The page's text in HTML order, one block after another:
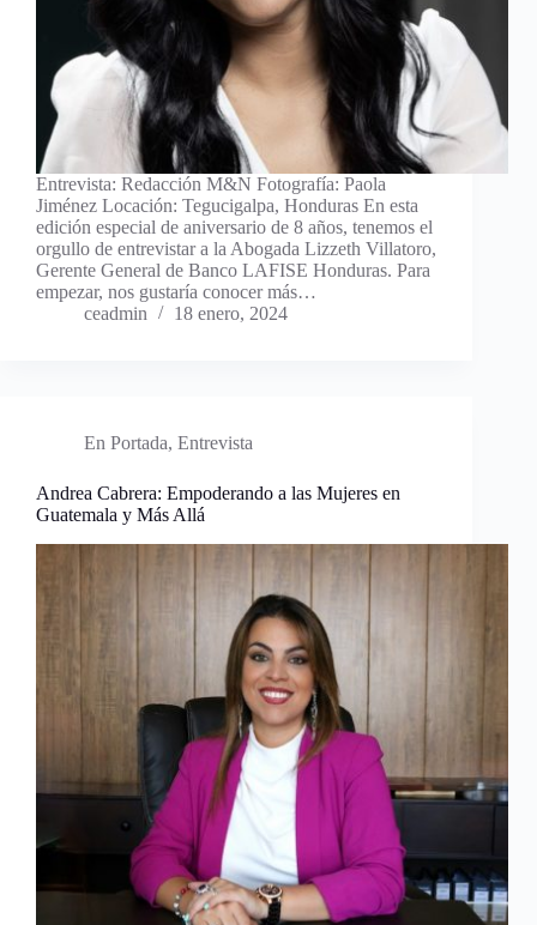
Entrevista: Redacción M&N Fotografía: Paola
Jiménez Locación: Tegucigalpa, Honduras En esta
edición especial de aniversario de 8 años, tenemos el
orgullo de entrevistar a la Abogada Lizzeth Villatoro,
Gerente General de Banco LAFISE Honduras. Para
empezar, nos gustaría conocer más…
ceadmin
18 enero, 2024
En Portada, Entrevista
Andrea Cabrera: Empoderando a las Mujeres en
Guatemala y Más Allá